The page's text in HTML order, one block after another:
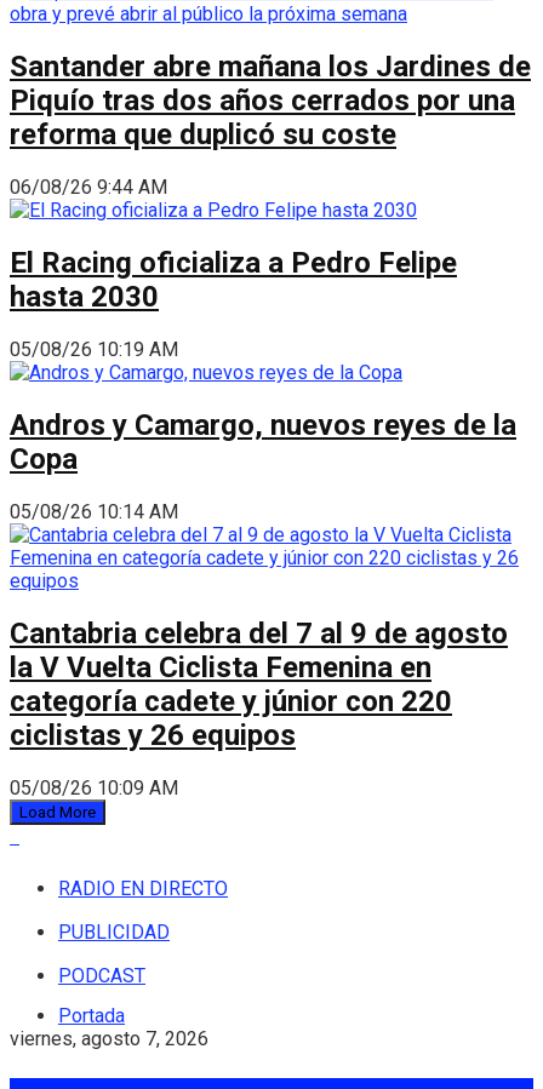
Santander abre mañana los Jardines de
Piquío tras dos años cerrados por una
reforma que duplicó su coste
06/08/26 9:44 AM
El Racing oficializa a Pedro Felipe
hasta 2030
05/08/26 10:19 AM
Andros y Camargo, nuevos reyes de la
Copa
05/08/26 10:14 AM
Cantabria celebra del 7 al 9 de agosto
la V Vuelta Ciclista Femenina en
categoría cadete y júnior con 220
ciclistas y 26 equipos
05/08/26 10:09 AM
Load More
RADIO EN DIRECTO
PUBLICIDAD
PODCAST
viernes, agosto 7, 2026
Portada